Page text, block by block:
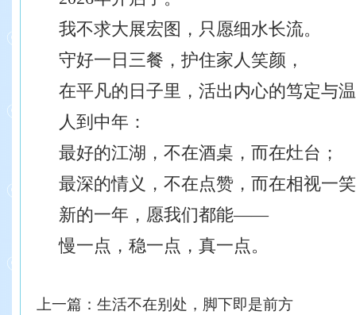
我不求大展宏图，只愿细水长流。
守好一日三餐，护住家人笑颜，
在平凡的日子里，活出内心的笃定与
人到中年：
最好的江湖，不在酒桌，而在灶台；
最深的情义，不在点赞，而在相视一
新的一年，愿我们都能——
慢一点，稳一点，真一点。
上一篇： 生活不在别处，脚下即是前方